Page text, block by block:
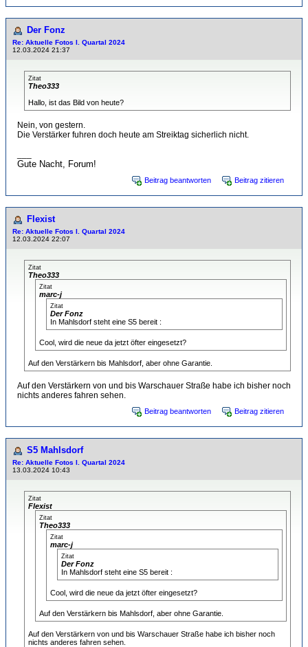
Der Fonz
Re: Aktuelle Fotos I. Quartal 2024
12.03.2024 21:37
Zitat
Theo333
Hallo, ist das Bild von heute?
Nein, von gestern.
Die Verstärker fuhren doch heute am Streiktag sicherlich nicht.
Gute Nacht, Forum!
Beitrag beantworten Beitrag zitieren
Flexist
Re: Aktuelle Fotos I. Quartal 2024
12.03.2024 22:07
Zitat
Theo333
Zitat
marc-j
Zitat
Der Fonz
In Mahlsdorf steht eine S5 bereit :
Cool, wird die neue da jetzt öfter eingesetzt?
Auf den Verstärkern bis Mahlsdorf, aber ohne Garantie.
Auf den Verstärkern von und bis Warschauer Straße habe ich bisher noch
nichts anderes fahren sehen.
Beitrag beantworten Beitrag zitieren
S5 Mahlsdorf
Re: Aktuelle Fotos I. Quartal 2024
13.03.2024 10:43
Zitat
Flexist
Zitat
Theo333
Zitat
marc-j
Zitat
Der Fonz
In Mahlsdorf steht eine S5 bereit :
Cool, wird die neue da jetzt öfter eingesetzt?
Auf den Verstärkern bis Mahlsdorf, aber ohne Garantie.
Auf den Verstärkern von und bis Warschauer Straße habe ich bisher noch
nichts anderes fahren sehen.